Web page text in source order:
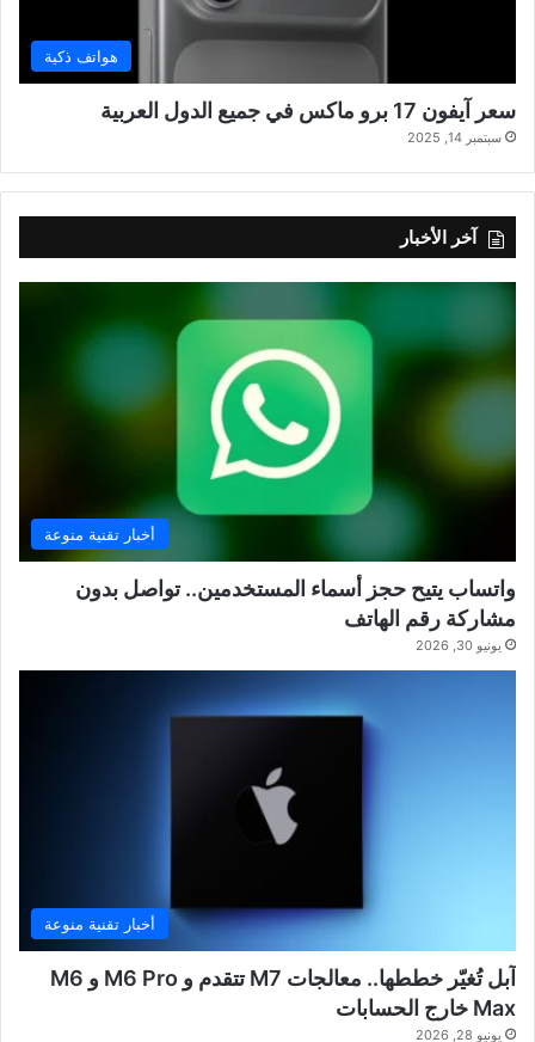
هواتف ذكية
سعر آيفون 17 برو ماكس في جميع الدول العربية
سبتمبر 14, 2025
آخر الأخبار
أخبار تقنية منوعة
واتساب يتيح حجز أسماء المستخدمين.. تواصل بدون
مشاركة رقم الهاتف
يونيو 30, 2026
أخبار تقنية منوعة
آبل تُغيّر خططها.. معالجات M7 تتقدم و M6 Pro و M6
Max خارج الحسابات
يونيو 28, 2026